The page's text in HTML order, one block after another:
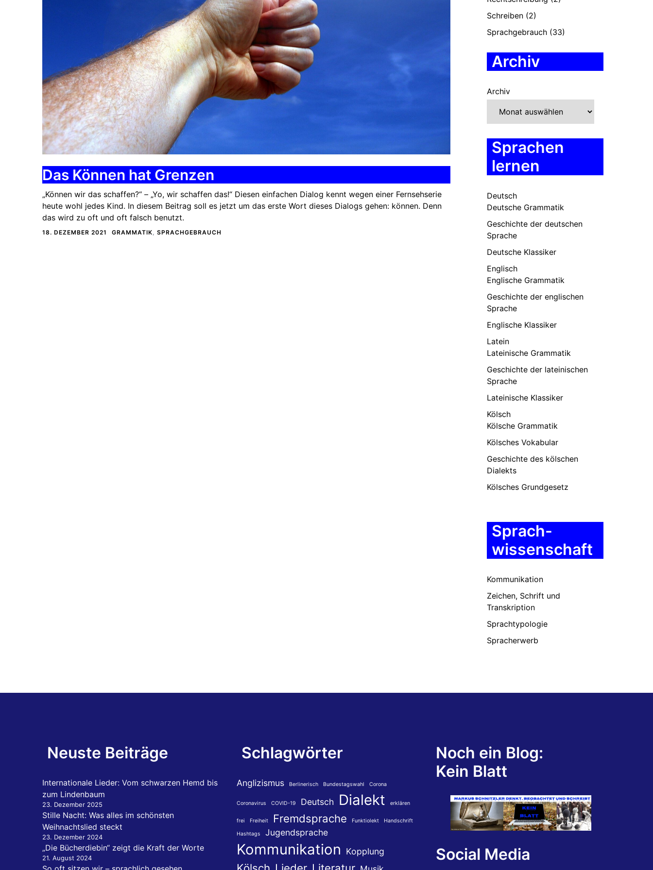
Das Können hat Grenzen
„Können wir das schaffen?“ – „Yo, wir schaffen das!“ Diesen einfachen Dialog kennt wegen einer Fernsehserie
heute wohl jedes Kind. In diesem Beitrag soll es jetzt um das erste Wort dieses Dialogs gehen: können. Denn
das wird zu oft und oft falsch benutzt.
18. DEZEMBER 2021 GRAMMATIK SPRACHGEBRAUCH
Schreiben (2)
Sprachgebrauch (33)
Archiv
Archiv
Sprachen
lernen
Deutsch
Deutsche Grammatik
Geschichte der deutschen
Sprache
Deutsche Klassiker
Englisch
Englische Grammatik
Geschichte der englischen
Sprache
Englische Klassiker
Latein
Lateinische Grammatik
Geschichte der lateinischen
Sprache
Lateinische Klassiker
Kölsch
Kölsche Grammatik
Kölsches Vokabular
Geschichte des kölschen
Dialekts
Kölsches Grundgesetz
Sprach-
wissenschaft
Kommunikation
Zeichen, Schrift und
Transkription
Sprachtypologie
Spracherwerb
Neuste Beiträge
Internationale Lieder: Vom schwarzen Hemd bis
zum Lindenbaum
23. Dezember 2025
Stille Nacht: Was alles im schönsten
Weihnachtslied steckt
23. Dezember 2024
„Die Bücherdiebin“ zeigt die Kraft der Worte
21. August 2024
Schlagwörter
Anglizismus Berlinerisch Bundestagswahl Corona
Coronavirus COVID-19 Deutsch Dialekt erklären
frei Freiheit Fremdsprache Funktiolekt Handschrift
Hashtags Jugendsprache
Kommunikation Kopplung
Noch ein Blog:
Kein Blatt
Social Media